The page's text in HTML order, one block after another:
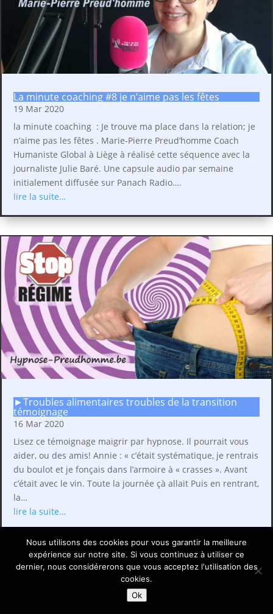
La minute coaching #8 je n’aime pas les fêtes
19 Mar 2020
la minute coaching : Je trouve ma place dans la relation; je
n’aime pas les fêtes . Marie-Pierre Preud’homme Coach
Humaniste Global à Liège à réalisé cette séquence avec la
journaliste Julie Baré. Une capsule audio par semaine
initialement diffusée sur Panach Radio….
lire la suite…
►Troubles alimentaires troubles de la transition
témoignage
16 Mar 2020
Lisez ce témoignage maigrir par hypnose. Il pourrait vous
aider, ou des amis! Annie : « c’était systématique, je rentrais
du boulot et je fonçais dans l’armoire à « crasses ». Avant
c’était avec le vin. Toute la journée çà allait Puis en rentrant,
la…
lire la suite…
Nous utilisons des cookies pour vous garantir la meilleure
expérience sur notre site. Si vous continuez à utiliser ce
dernier, nous considérerons que vous acceptez l'utilisation des
cookies.
Ok